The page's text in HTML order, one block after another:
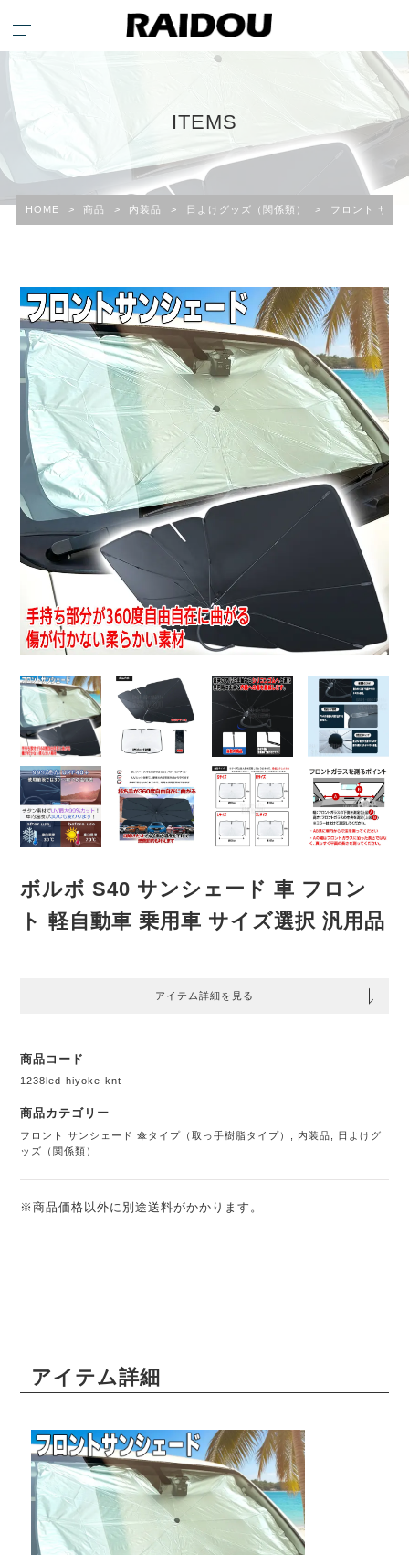
ITEMS
HOME > 商品 > 内装品 > 日よけグッズ（関係類） > フロント サン
ボルボ S40 サンシェード 車 フロン
ト 軽自動車 乗用車 サイズ選択 汎用品
アイテム詳細を見る
商品コード
1238led-hiyoke-knt-
商品カテゴリー
フロント サンシェード 傘タイプ（取っ手樹脂タイプ） 内装品
日よけグ
ッズ（関係類）
※商品価格以外に別途送料がかかります。
アイテム詳細